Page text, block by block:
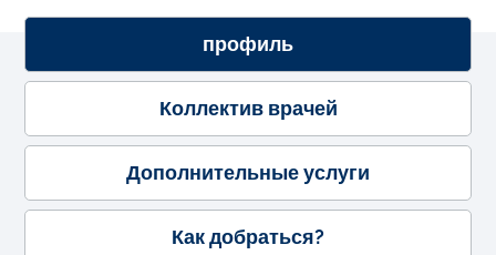
профиль
Коллектив врачей
Дополнительные услуги
Как добраться?